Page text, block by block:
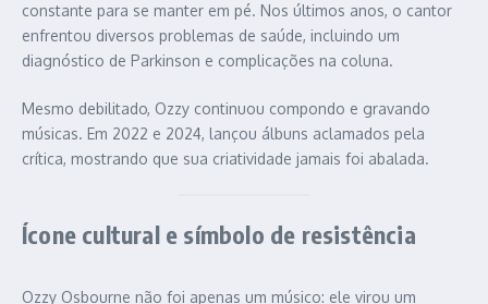
constante para se manter em pé. Nos últimos anos, o cantor
enfrentou diversos problemas de saúde, incluindo um
diagnóstico de Parkinson e complicações na coluna.
Mesmo debilitado, Ozzy continuou compondo e gravando
músicas. Em 2022 e 2024, lançou álbuns aclamados pela
crítica, mostrando que sua criatividade jamais foi abalada.
Ícone cultural e símbolo de resistência
Ozzy Osbourne não foi apenas um músico: ele virou um